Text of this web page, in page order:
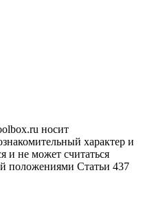
носит
характер и
и не может считаться
положениями Статьи 437